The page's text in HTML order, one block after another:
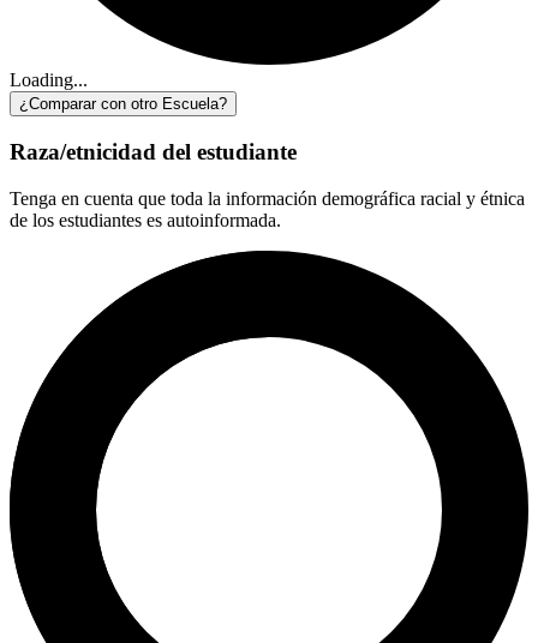
Loading...
¿Comparar con otro Escuela?
Raza/etnicidad del estudiante
Tenga en cuenta que toda la información demográfica racial y étnica
de los estudiantes es autoinformada.